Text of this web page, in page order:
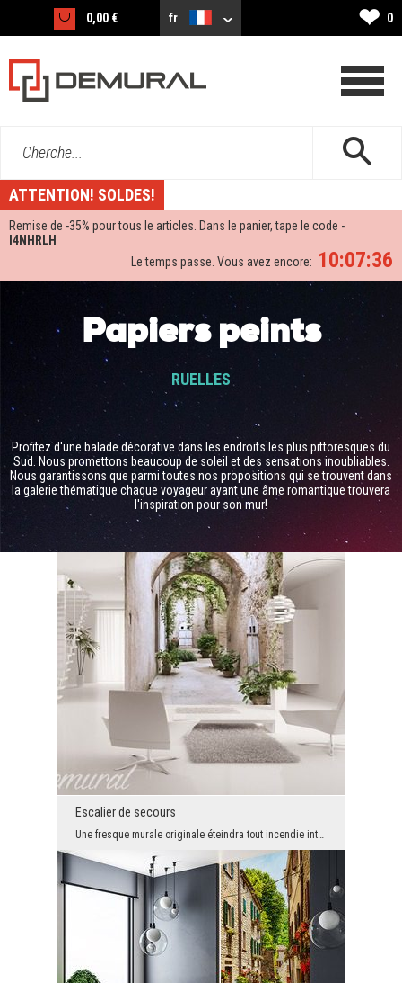
0,00 € fr ❤ 0
Cherche...
ATTENTION! SOLDES!
Remise de -35% pour tous le articles. Dans le panier, tape le code -
I4NHRLH
10:07:34
Le temps passe. Vous avez encore:
Papiers peints
RUELLES
Profitez d'une balade décorative dans les endroits les plus pittoresques du
Sud. Nous promettons beaucoup de soleil et des sensations inoubliables.
Nous garantissons que parmi toutes nos propositions qui se trouvent dans
la galerie thématique chaque voyageur ayant une âme romantique trouvera
l'inspiration pour son mur!
Escalier de secours
Une fresque murale originale éteindra tout incendie intérieur. Non! L'oléine accrocheuse souligne...